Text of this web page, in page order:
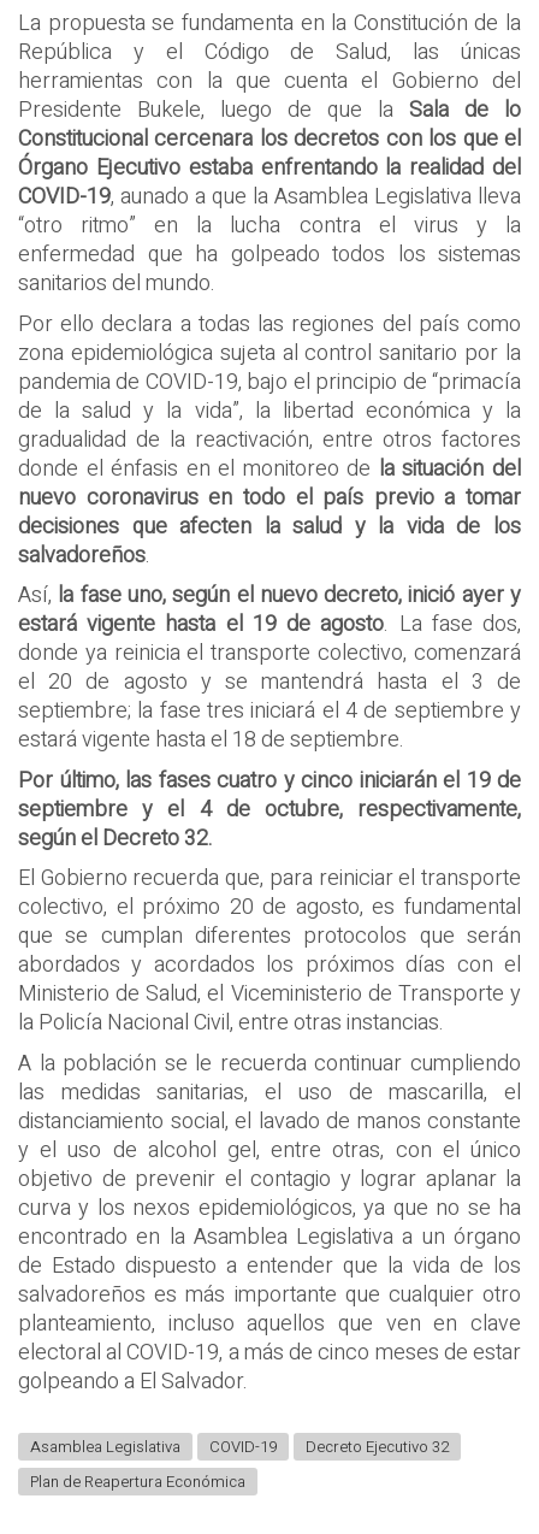
La propuesta se fundamenta en la Constitución de la
República y el Código de Salud, las únicas
herramientas con la que cuenta el Gobierno del
Presidente Bukele, luego de que la Sala de lo
Constitucional cercenara los decretos con los que el
Órgano Ejecutivo estaba enfrentando la realidad del
COVID-19, aunado a que la Asamblea Legislativa lleva
“otro ritmo” en la lucha contra el virus y la
enfermedad que ha golpeado todos los sistemas
sanitarios del mundo.
Por ello declara a todas las regiones del país como
zona epidemiológica sujeta al control sanitario por la
pandemia de COVID-19, bajo el principio de “primacía
de la salud y la vida”, la libertad económica y la
gradualidad de la reactivación, entre otros factores
donde el énfasis en el monitoreo de la situación del
nuevo coronavirus en todo el país previo a tomar
decisiones que afecten la salud y la vida de los
salvadoreños.
Así, la fase uno, según el nuevo decreto, inició ayer y
estará vigente hasta el 19 de agosto. La fase dos,
donde ya reinicia el transporte colectivo, comenzará
el 20 de agosto y se mantendrá hasta el 3 de
septiembre; la fase tres iniciará el 4 de septiembre y
estará vigente hasta el 18 de septiembre.
Por último, las fases cuatro y cinco iniciarán el 19 de
septiembre y el 4 de octubre, respectivamente,
según el Decreto 32.
El Gobierno recuerda que, para reiniciar el transporte
colectivo, el próximo 20 de agosto, es fundamental
que se cumplan diferentes protocolos que serán
abordados y acordados los próximos días con el
Ministerio de Salud, el Viceministerio de Transporte y
la Policía Nacional Civil, entre otras instancias.
A la población se le recuerda continuar cumpliendo
las medidas sanitarias, el uso de mascarilla, el
distanciamiento social, el lavado de manos constante
y el uso de alcohol gel, entre otras, con el único
objetivo de prevenir el contagio y lograr aplanar la
curva y los nexos epidemiológicos, ya que no se ha
encontrado en la Asamblea Legislativa a un órgano
de Estado dispuesto a entender que la vida de los
salvadoreños es más importante que cualquier otro
planteamiento, incluso aquellos que ven en clave
electoral al COVID-19, a más de cinco meses de estar
golpeando a El Salvador.
Asamblea Legislativa COVID-19
Decreto Ejecutivo 32
Plan de Reapertura Económica